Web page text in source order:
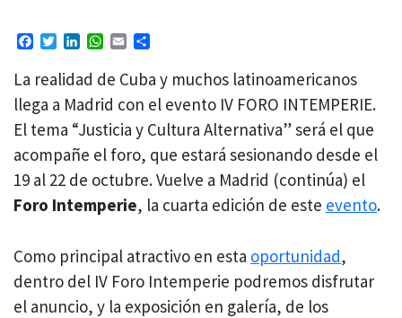
Facebook
TwitterLinkedIn
WhatsApp
Email
La realidad de Cuba y muchos latinoamericanos
llega a Madrid con el evento IV FORO INTEMPERIE.
El tema “Justicia y Cultura Alternativa” será el que
acompañe el foro, que estará sesionando desde el
19 al 22 de octubre. Vuelve a Madrid (continúa) el
Foro Intemperie, la cuarta edición de este evento.
Como principal atractivo en esta oportunidad,
dentro del IV Foro Intemperie podremos disfrutar
el anuncio, y la exposición en galería, de los